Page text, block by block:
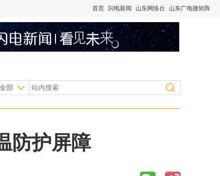
首页 闪电新闻 山东网络台 山东广电微矩阵
部
防护屏障